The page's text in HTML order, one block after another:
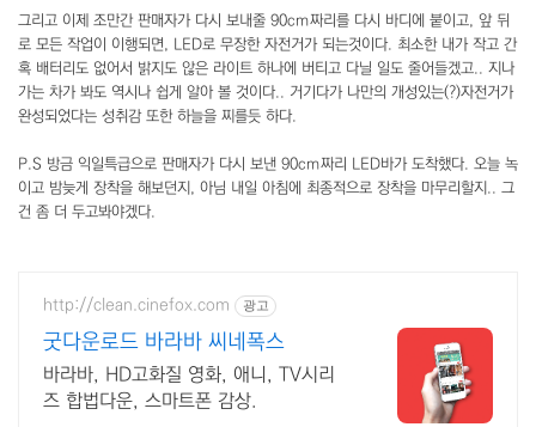
그리고 이제 조만간 판매자가 다시 보내줄 90cm짜리를 다시 바디에 붙이고, 앞 뒤
로 모든 작업이 이행되면, LED로 무장한 자전거가 되는것이다. 최소한 내가 작고 간
혹 배터리도 없어서 밝지도 않은 라이트 하나에 버티고 다닐 일도 줄어들겠고.. 지나
가는 차가 봐도 역시나 쉽게 알아 볼 것이다.. 거기다가 나만의 개성있는(?)자전거가
완성되었다는 성취감 또한 하늘을 찌를듯 하다.
P.S 방금 익일특급으로 판매자가 다시 보낸 90cm짜리 LED바가 도착했다. 오늘 녹
이고 밤늦게 장착을 해보던지, 아님 내일 아침에 최종적으로 장착을 마무리할지.. 그
건 좀 더 두고봐야겠다.
http://clean.cinefox.com 광고
굿다운로드 바라바 씨네폭스
바라바, HD고화질 영화, 애니, TV시리
즈 합법다운, 스마트폰 감상.